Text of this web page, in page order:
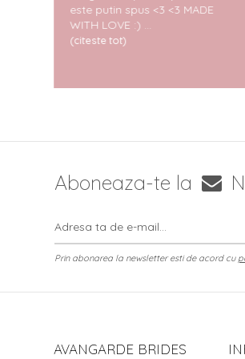
este putin spus <3 <3 MADE
WITH LOVE :) ...
(citeste tot)
Aboneaza-te la
Prin abonarea la newsletter esti de acord cu
AVANGARDE BRIDES